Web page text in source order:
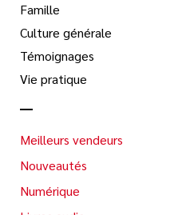
Famille
Culture générale
Témoignages
Vie pratique
Meilleurs vendeurs
Nouveautés
Numérique